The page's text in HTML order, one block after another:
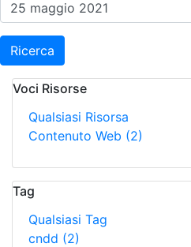
Ricerca
Voci Risorse
Qualsiasi Risorsa
Contenuto Web (2)
Tag
Qualsiasi Tag
cndd (2)